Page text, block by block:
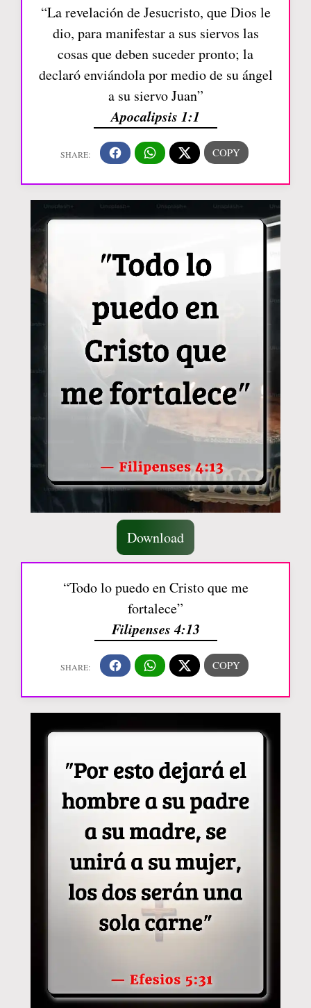
“La revelación de Jesucristo, que Dios le
dio, para manifestar a sus siervos las
cosas que deben suceder pronto; la
declaró enviándola por medio de su ángel
a su siervo Juan”
Apocalipsis 1:1
Download
“Todo lo puedo en Cristo que me
fortalece”
Filipenses 4:13